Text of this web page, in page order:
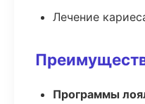
Лечение
Программы